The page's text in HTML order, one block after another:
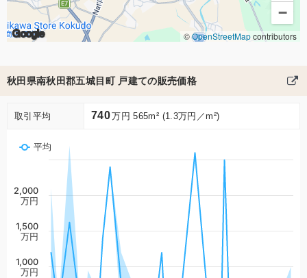
Google
−
©OpenStreetMapcontributors
秋田県南秋田郡五城目町 戸建ての販売価格
取引平均 740万円 565m² (1.3万円／m²)
平均
1,000
万円
1,500
万円
2,000
万円